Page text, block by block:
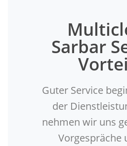
Sarbar
Guter Service
der
nehmen wir uns
Vorgespräche